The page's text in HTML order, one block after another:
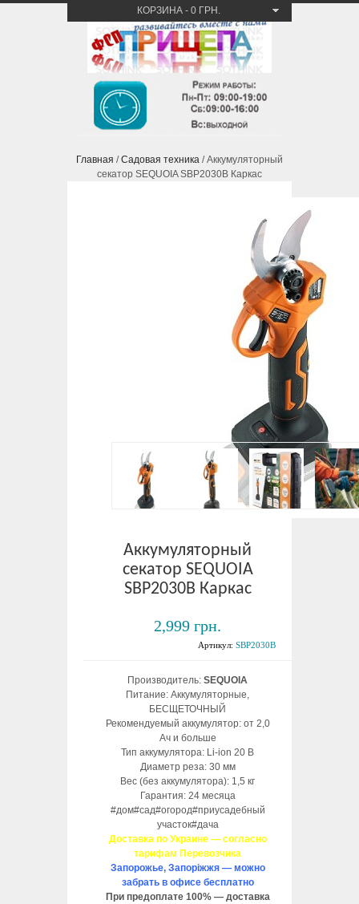
КОРЗИНА - 0 ГРН.
Главная /Садовая техника / Аккумуляторный
секатор SEQUOIA SBP2030B Каркас
Аккумуляторный
секатор SEQUOIA
SBP2030B Каркас
2,999 грн.
Артикул: SBP2030B
Производитель: SEQUOIA
Питание: Аккумуляторные,
БЕСЩЕТОЧНЫЙ
Рекомендуемый аккумулятор: от 2,0
Ач и больше
Тип аккумулятора: Li-ion 20 В
Диаметр реза: 30 мм
Вес (без аккумулятора): 1,5 кг
Гарантия: 24 месяца
#дом#сад#огород#приусадебный
участок#дача
Доставка по Украине — согласно
тарифам Перевозчика
Запорожье, Запоріжжя — можно
забрать в офисе бесплатно
При предоплате 100% — доставка